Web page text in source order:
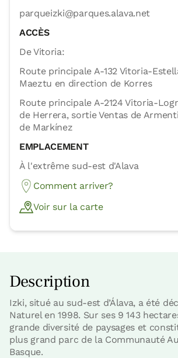
parqueizki@parques.alava.net
ACCÈS
De Vitoria:
Route principale A-132 Vitoria-
Maeztu en direction de Korres
Route principale A-2124 Vitoria-
de Herrera, sortie Ventas de
de Markínez
EMPLACEMENT
À l'extrême sud-est d'Alava
Comment arriver?
Voir sur la carte
Description
Izki, situé au sud-est d’Álava, a été
Naturel en 1998. Sur ses 9 143
grande diversité de paysages et
plus grand parc de la Communauté
Basque.